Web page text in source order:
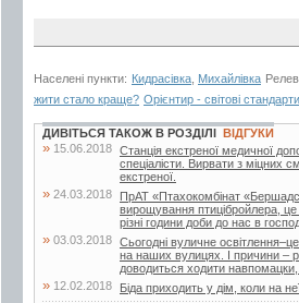
Населені пункти: Кидрасівка Михайлівка
жити стало краще? Орієнтир - світові стандарти
ДИВІТЬСЯ ТАКОЖ В РОЗДІЛІ ВІДГУКИ
» 15.06.2018 Станція екстреної медичної
спеціалісти. Вирвати з міцних
екстреної.
» 24.03.2018
ПрАТ «Птахокомбінат
вирощування птицібройлера,
різні години доби до нас в
» 03.03.2018 Сьогодні вуличне
на наших вулицях. І причини –
доводиться ходити
» 12.02.2018 Біда приходить у дім, коли на